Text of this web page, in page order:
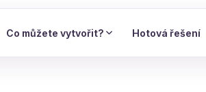
Co můžete vytvořit? Hotová řešení